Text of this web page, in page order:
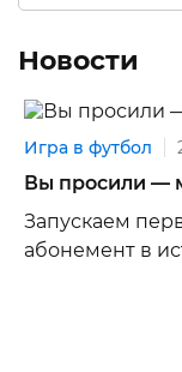
Новости
Игра в футбол
Вы просили —
Запускаем
абонемент в